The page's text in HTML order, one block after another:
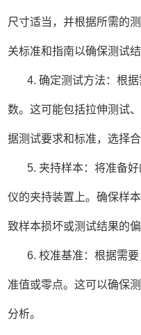
尺寸适当，并根据所需的
关标准和指南以确保测试结
4. 确定测试方法：根据
数。这可能包括拉伸测试
据测试要求和标准，选择
5. 夹持样本：将准备好
仪的夹持装置上。确保样
致样本损坏或测试结果的偏
6. 校准基准：根据需要
准值或零点。这可以确保
分析。